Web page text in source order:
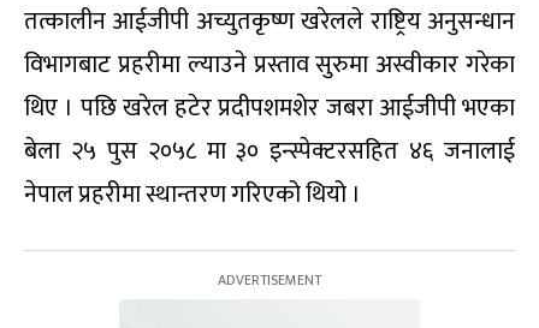
तत्कालीन आईजीपी अच्युतकृष्ण खरेलले राष्ट्रिय अनुसन्धान
विभागबाट प्रहरीमा ल्याउने प्रस्ताव सुरुमा अस्वीकार गरेका
थिए । पछि खरेल हटेर प्रदीपशमशेर जबरा आईजीपी भएका
बेला २५ पुस २०५८ मा ३० इन्स्पेक्टरसहित ४६ जनालाई
नेपाल प्रहरीमा स्थान्तरण गरिएको थियो ।